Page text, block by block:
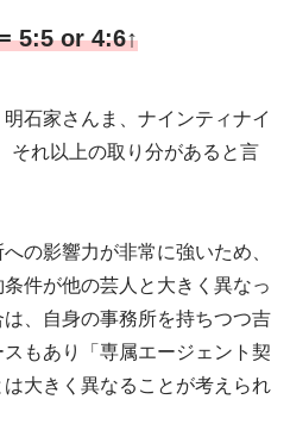
5:5 or 4:6↑
石家さんま、ナインティナイ
それ以上の取り分があると言
の影響力が非常に強いため、
件が他の芸人と大きく異なっ
、自身の事務所を持ちつつ吉
もあり「専属エージェント契
大きく異なることが考えられ